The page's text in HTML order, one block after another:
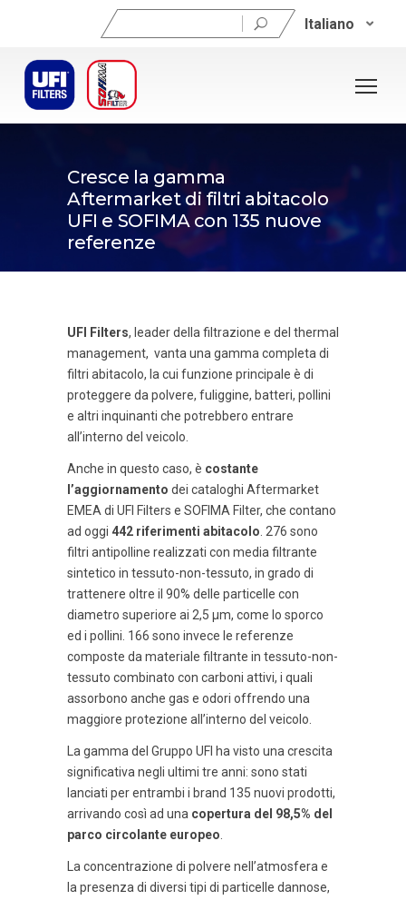
Ricerca
per:
Italiano
Cresce la gamma
Aftermarket di filtri abitacolo
UFI e SOFIMA con 135 nuove
referenze
10/03/2020
UFI Filters, leader della filtrazione e del thermal
management, vanta una gamma completa di
filtri abitacolo, la cui funzione principale è di
proteggere da polvere, fuliggine, batteri, pollini
e altri inquinanti che potrebbero entrare
all’interno del veicolo.
Anche in questo caso, è costante
l’aggiornamento dei cataloghi Aftermarket
EMEA di UFI Filters e SOFIMA Filter, che contano
ad oggi 442 riferimenti abitacolo. 276 sono
filtri antipolline realizzati con media filtrante
sintetico in tessuto-non-tessuto, in grado di
trattenere oltre il 90% delle particelle con
diametro superiore ai 2,5 μm, come lo sporco
ed i pollini. 166 sono invece le referenze
composte da materiale filtrante in tessuto-non-
tessuto combinato con carboni attivi, i quali
assorbono anche gas e odori offrendo una
maggiore protezione all’interno del veicolo.
La gamma del Gruppo UFI ha visto una crescita
significativa negli ultimi tre anni: sono stati
lanciati per entrambi i brand 135 nuovi prodotti,
arrivando così ad una copertura del 98,5% del
parco circolante europeo.
La concentrazione di polvere nell’atmosfera e
la presenza di diversi tipi di particelle dannose,